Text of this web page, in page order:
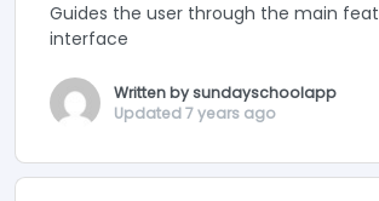
Guides the user through the main
interface
Written by sundayschoolapp
Updated 7 years ago